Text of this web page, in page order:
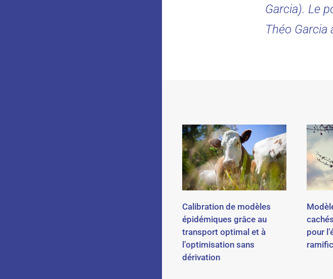
Garcia). Le
Théo Garcia
Calibration de modèles
épidémiques grâce au
transport optimal et à
l’optimisation sans
dérivation
pour